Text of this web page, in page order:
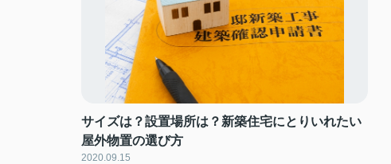
サイズは？設置場所は？新築住宅にとりいれたい
屋外物置の選び方
2020.09.15